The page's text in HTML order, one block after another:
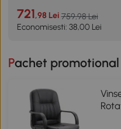
721,98 Lei 759,98 Lei
Economisesti: 38,00 Lei
Pachet promotional